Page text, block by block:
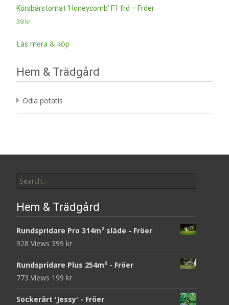
Körsbärstomat ‘Honeycomb’ F1 frö – Fröer
39 kr
Läs mera & köp
Hem & Trädgård
Odla potatis
for:
Hem & Trädgård
Rundspridare Pro 314m² släde - Fröer
928 Views 399 kr
Rundspridare Plus 254m² - Fröer
773 Views 199 kr
Sockerärt 'Jessy' - Fröer